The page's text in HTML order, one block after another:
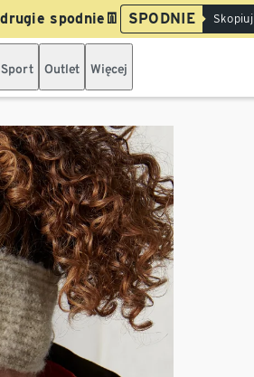
spodnie👖 SPODNIE Skopiuj
Sport Outlet Więcej